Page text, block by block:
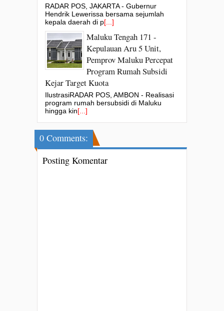
RADAR POS, JAKARTA - Gubernur
Hendrik Lewerissa bersama sejumlah
kepala daerah di p[...]
Maluku Tengah 171 -
Kepulauan Aru 5 Unit,
Pemprov Maluku Percepat
Program Rumah Subsidi
Kejar Target Kuota
IlustrasiRADAR POS, AMBON - Realisasi
program rumah bersubsidi di Maluku
hingga kin[...]
0 Comments:
Posting Komentar